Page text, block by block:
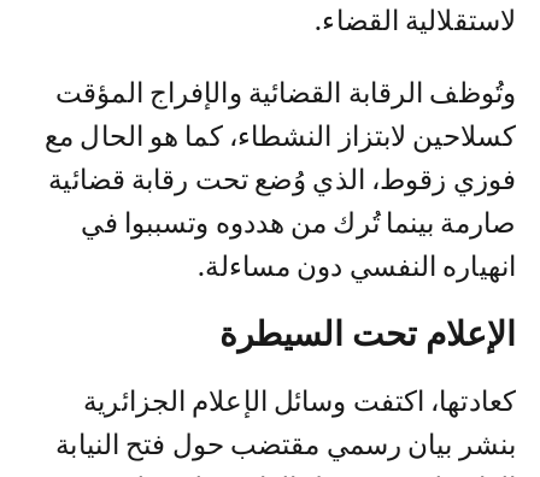
لاستقلالية القضاء.
وتُوظف الرقابة القضائية والإفراج المؤقت
كسلاحين لابتزاز النشطاء، كما هو الحال مع
فوزي زقوط، الذي وُضع تحت رقابة قضائية
صارمة بينما تُرك من هددوه وتسببوا في
انهياره النفسي دون مساءلة.
الإعلام تحت السيطرة
كعادتها، اكتفت وسائل الإعلام الجزائرية
بنشر بيان رسمي مقتضب حول فتح النيابة